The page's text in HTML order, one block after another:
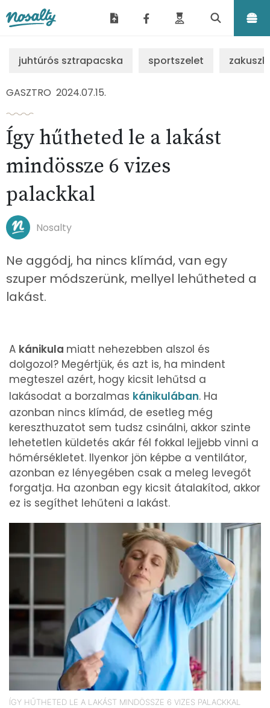
juhtúrós sztrapacska sportszelet
GASZTRO 2024.07.15.
Így hűtheted le a lakást
mindössze 6 vizes
palackkal
Nosalty
Ne aggódj, ha nincs klímád, van egy
szuper módszerünk, mellyel lehűtheted a
lakást.
A kánikula miatt nehezebben alszol és
dolgozol? Megértjük, és azt is, ha mindent
megteszel azért, hogy kicsit lehűtsd a
lakásodat a borzalmas kánikulában. Ha
azonban nincs klímád, de esetleg még
kereszthuzatot sem tudsz csinálni, akkor szinte
lehetetlen küldetés akár fél fokkal lejjebb vinni a
hőmérsékletet. Ilyenkor jön képbe a ventilátor,
azonban ez lényegében csak a meleg levegőt
forgatja. Ha azonban egy kicsit átalakítod, akkor
ez is segíthet lehűteni a lakást.
ÍGY HŰTHETED LE A LAKÁST MINDÖSSZE 6 VIZES PALACKKAL